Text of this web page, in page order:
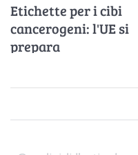
Etichette per i cibi
cancerogeni: l'UE si
prepara